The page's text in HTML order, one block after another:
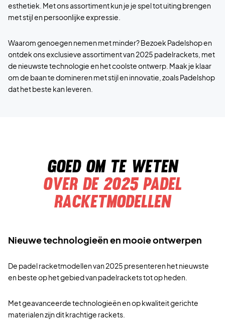
esthetiek. Met ons assortiment kun je je spel tot uiting brengen
met stijl en persoonlijke expressie.
Waarom genoegen nemen met minder? Bezoek Padelshop en
ontdek ons exclusieve assortiment van 2025 padelrackets, met
de nieuwste technologie en het coolste ontwerp. Maak je klaar
om de baan te domineren met stijl en innovatie, zoals Padelshop
dat het beste kan leveren.
Goed om te weten
Over de 2025 padel
racketmodellen
Nieuwe technologieën en mooie ontwerpen
De padel racketmodellen van 2025 presenteren het nieuwste
en beste op het gebied van padelrackets tot op heden.
Met geavanceerde technologieën en op kwaliteit gerichte
materialen zijn dit krachtige rackets.